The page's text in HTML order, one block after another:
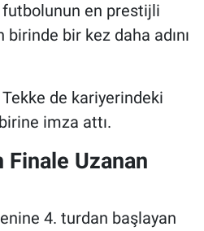
en prestijli
birinde bir kez daha adını
de kariyerindeki
imza attı.
Finale Uzanan
4. turdan başlayan